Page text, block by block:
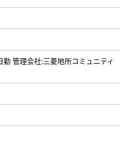
管理会社:三菱地所コミュニティ